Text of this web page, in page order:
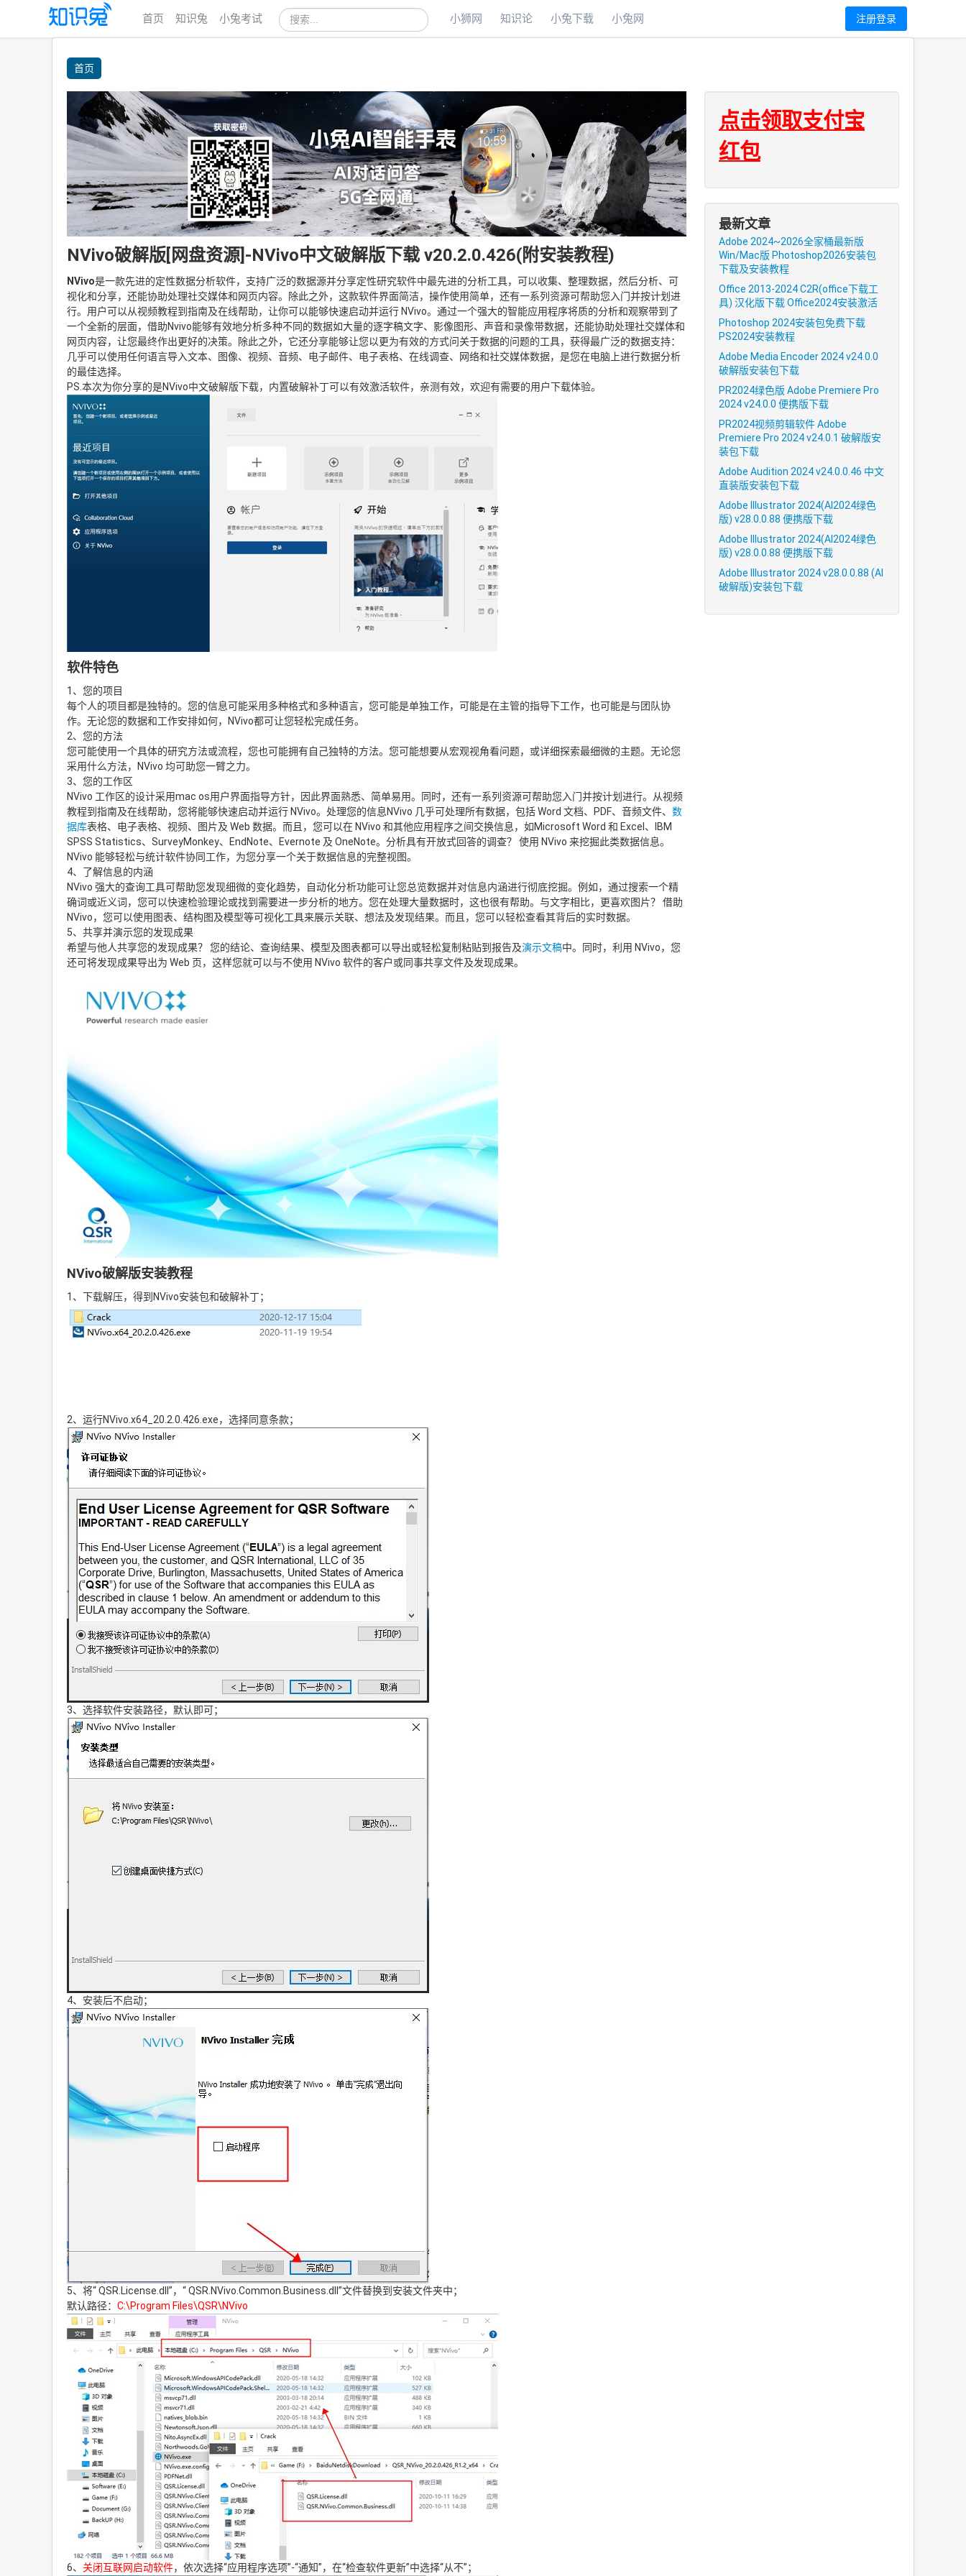
首页 知识兔 小兔考试 站
搜
索
小狮网 知识论 小兔下载 小兔网 注册登录
首页
NVivo破解版[网盘资源]-NVivo中文破解版下载 v20.2.0.426(附安装教程)
NVivo是一款先进的定性数据分析软件，支持广泛的数据源并分享定性研究软件中最先进的分析工具，可以收集、整理数据，然后分析、可
视化和分享，还能协助处理社交媒体和网页内容。除此之外，这款软件界面简洁，操作使用简单，还有一系列资源可帮助您入门并按计划进
行。用户可以从视频教程到指南及在线帮助，让你可以能够快速启动并运行 NVivo。通过一个强大的智能应用程序将质的分析和观察带到了
一个全新的层面，借助Nvivo能够有效地分析多种不同的数据如大量的逐字稿文字、影像图形、声音和录像带数据，还能协助处理社交媒体和
网页内容，让您最终作出更好的决策。除此之外，它还分享能够让您以更为有效的方式问关于数据的问题的工具，获得最广泛的数据支持：
几乎可以使用任何语言导入文本、图像、视频、音频、电子邮件、电子表格、在线调查、网络和社交媒体数据，是您在电脑上进行数据分析
的最佳选择。
PS.本次为你分享的是NVivo中文破解版下载，内置破解补丁可以有效激活软件，亲测有效，欢迎有需要的用户下载体验。
软件特色
1、您的项目
每个人的项目都是独特的。您的信息可能采用多种格式和多种语言，您可能是单独工作，可能是在主管的指导下工作，也可能是与团队协
作。无论您的数据和工作安排如何，NVivo都可让您轻松完成任务。
2、您的方法
您可能使用一个具体的研究方法或流程，您也可能拥有自己独特的方法。您可能想要从宏观视角看问题，或详细探索最细微的主题。无论您
采用什么方法，NVivo 均可助您一臂之力。
3、您的工作区
NVivo 工作区的设计采用mac os用户界面指导方针，因此界面熟悉、简单易用。同时，还有一系列资源可帮助您入门并按计划进行。从视频
教程到指南及在线帮助，您将能够快速启动并运行 NVivo。处理您的信息NVivo 几乎可处理所有数据，包括 Word 文档、PDF、音频文件、 数
据库表格、电子表格、视频、图片及 Web 数据。而且，您可以在 NVivo 和其他应用程序之间交换信息，如Microsoft Word 和 Excel、IBM
SPSS Statistics、SurveyMonkey、EndNote、Evernote 及 OneNote。分析具有开放式回答的调查？ 使用 NVivo 来挖掘此类数据信息。
NVivo 能够轻松与统计软件协同工作，为您分享一个关于数据信息的完整视图。
4、了解信息的内涵
NVivo 强大的查询工具可帮助您发现细微的变化趋势，自动化分析功能可让您总览数据并对信息内涵进行彻底挖掘。例如，通过搜索一个精
确词或近义词，您可以快速检验理论或找到需要进一步分析的地方。您在处理大量数据时，这也很有帮助。与文字相比，更喜欢图片？ 借助
NVivo，您可以使用图表、结构图及模型等可视化工具来展示关联、想法及发现结果。而且，您可以轻松查看其背后的实时数据。
5、共享并演示您的发现成果
希望与他人共享您的发现成果？ 您的结论、查询结果、模型及图表都可以导出或轻松复制粘贴到报告及演示文稿中。同时，利用 NVivo，您
还可将发现成果导出为 Web 页，这样您就可以与不使用 NVivo 软件的客户或同事共享文件及发现成果。
NVivo破解版安装教程
1、下载解压，得到NVivo安装包和破解补丁；
2、运行NVivo.x64_20.2.0.426.exe，选择同意条款；
3、选择软件安装路径，默认即可；
4、安装后不启动；
5、将“ QSR.License.dll”，“ QSR.NVivo.Common.Business.dll”文件替换到安装文件夹中；
默认路径： C:\Program Files\QSR\NVivo
6、 关闭互联网启动软件，依次选择“应用程序选项”-“通知”，在“检查软件更新”中选择“从不”；
点击领取支付宝
红包
最新文章
Adobe 2024~2026全家桶最新版
Win/Mac版 Photoshop2026安装包
下载及安装教程
Office 2013-2024 C2R(office下载工
具) 汉化版下载 Office2024安装激活
Photoshop 2024安装包免费下载
PS2024安装教程
Adobe Media Encoder 2024 v24.0.0
破解版安装包下载
PR2024绿色版 Adobe Premiere Pro
2024 v24.0.0 便携版下载
PR2024视频剪辑软件 Adobe
Premiere Pro 2024 v24.0.1 破解版安
装包下载
Adobe Audition 2024 v24.0.0.46 中文
直装版安装包下载
Adobe Illustrator 2024(AI2024绿色
版) v28.0.0.88 便携版下载
Adobe Illustrator 2024(AI2024绿色
版) v28.0.0.88 便携版下载
Adobe Illustrator 2024 v28.0.0.88 (AI
破解版)安装包下载